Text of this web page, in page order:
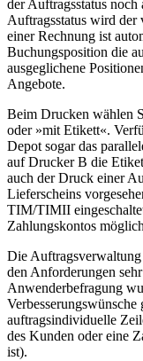
der Auftragsstatus
Auftragsstatus wird der
einer Rechnung ist
Buchungsposition die
ausgeglichene
Angebote.
Beim Drucken wählen
oder »mit Etikett«.
Depot sogar das
auf Drucker B die
auch der Druck einer
Lieferscheins
TIM/TIMII
Zahlungskontos
Die Auftragsverwaltung
den Anforderungen
Anwenderbefragung
auftragsindividuelle
des Kunden oder eine
ist).